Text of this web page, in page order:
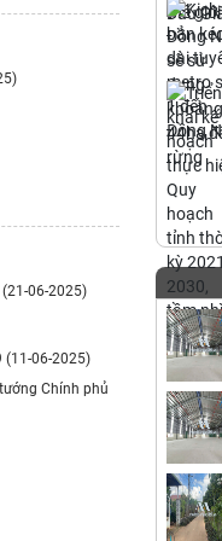
06-2025)
(11-06-2025)
Chính phủ